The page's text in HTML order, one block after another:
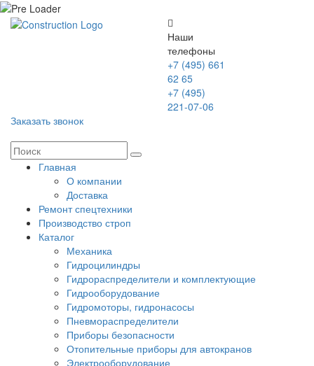
Наши
телефоны
+7 (495) 661
62 65
+7 (495)
221-07-06
Заказать звонок
Главная
О компании
Доставка
Ремонт спецтехники
Производство строп
Каталог
Механика
Гидроцилиндры
Гидрораспределители и комплектующие
Гидрооборудование
Гидромоторы, гидронасосы
Пневмораспределители
Приборы безопасности
Отопительные приборы для автокранов
Электрооборудование